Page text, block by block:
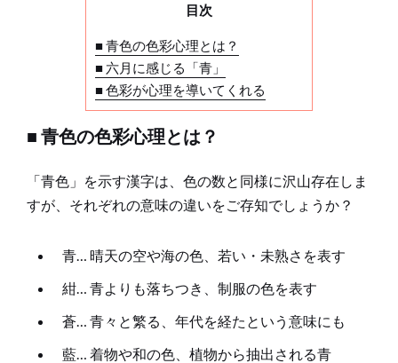
目次
■ 青色の色彩心理とは？
■ 六月に感じる「青」
■ 色彩が心理を導いてくれる
■ 青色の色彩心理とは？
「青色」を示す漢字は、色の数と同様に沢山存在しま
すが、それぞれの意味の違いをご存知でしょうか？
青… 晴天の空や海の色、若い・未熟さを表す
紺… 青よりも落ちつき、制服の色を表す
蒼… 青々と繁る、年代を経たという意味にも
藍… 着物や和の色、植物から抽出される青